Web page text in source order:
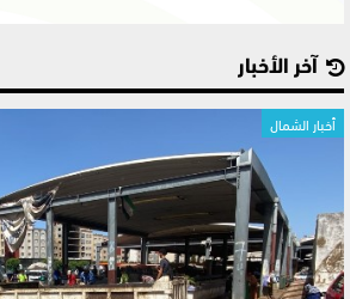
آخر الأخبار
أخبار الشمال